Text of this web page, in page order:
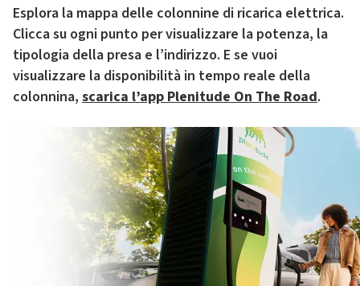
Esplora la mappa delle colonnine di ricarica elettrica.
Clicca su ogni punto per visualizzare la potenza, la
tipologia della presa e l’indirizzo. E se vuoi
visualizzare la disponibilità in tempo reale della
colonnina, scarica l’app Plenitude On The Road.